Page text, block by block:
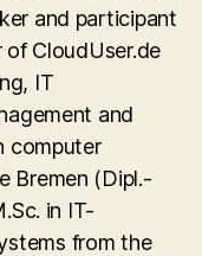
and participant
CloudUser.de
IT
and
computer
Bremen (Dipl.-
in IT-
from the